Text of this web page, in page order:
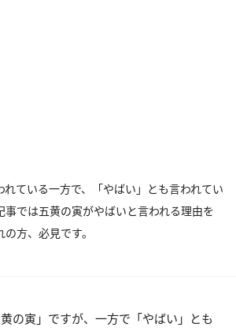
ている一方で、「やばい」とも言われてい
事では五黄の寅がやばいと言われる理由を
方、必見です。
の寅」ですが、一方で「やばい」とも